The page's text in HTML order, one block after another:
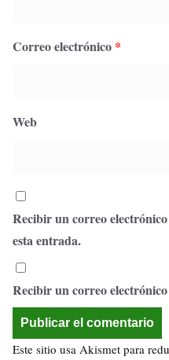
Correo electrónico *
Web
Recibir un correo
esta entrada.
Recibir un correo
Este sitio usa Akismet para